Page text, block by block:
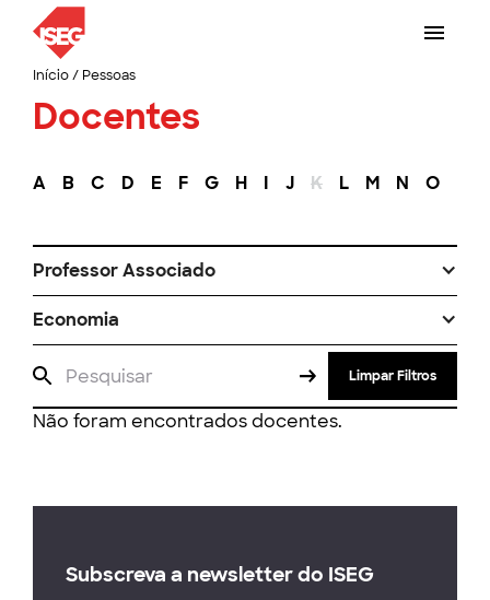
Início/ Pessoas
Docentes
A B C D E F G H I J K L M N O
Professor Associado
Economia
Limpar Filtros
Não foram encontrados docentes.
Subscreva a newsletter do ISEG